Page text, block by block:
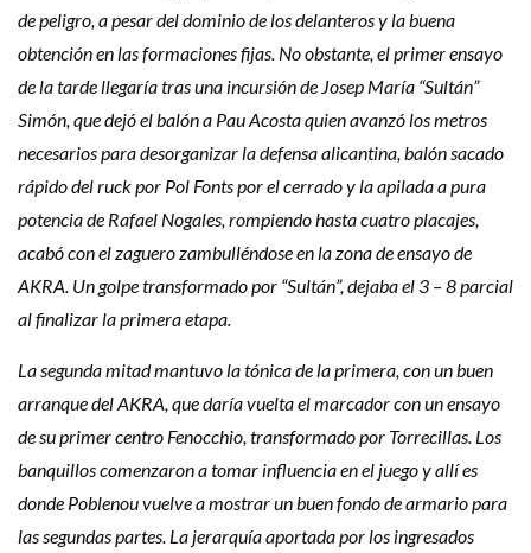
de peligro, a pesar del dominio de los delanteros y la buena
obtención en las formaciones fijas. No obstante, el primer ensayo
de la tarde llegaría tras una incursión de Josep María “Sultán”
Simón, que dejó el balón a Pau Acosta quien avanzó los metros
necesarios para desorganizar la defensa alicantina, balón sacado
rápido del ruck por Pol Fonts por el cerrado y la apilada a pura
potencia de Rafael Nogales, rompiendo hasta cuatro placajes,
acabó con el zaguero zambulléndose en la zona de ensayo de
AKRA. Un golpe transformado por “Sultán”, dejaba el 3 – 8 parcial
al finalizar la primera etapa.
La segunda mitad mantuvo la tónica de la primera, con un buen
arranque del AKRA, que daría vuelta el marcador con un ensayo
de su primer centro Fenocchio, transformado por Torrecillas. Los
banquillos comenzaron a tomar influencia en el juego y allí es
donde Poblenou vuelve a mostrar un buen fondo de armario para
las segundas partes. La jerarquía aportada por los ingresados